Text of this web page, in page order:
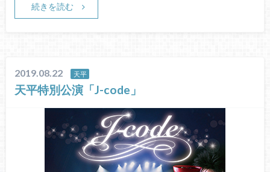
続きを読む
2019.08.22 天平
天平特別公演「J-code」